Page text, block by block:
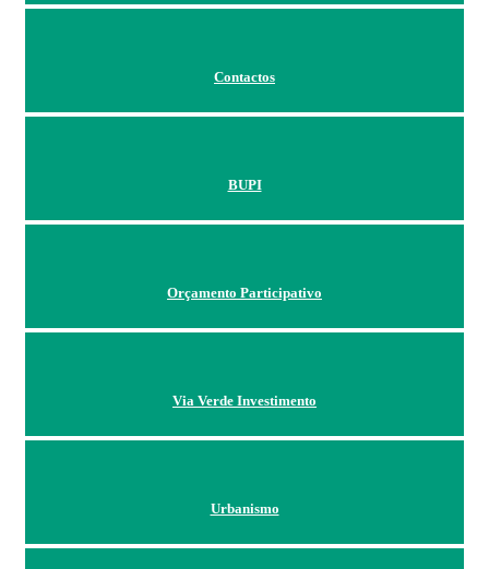
Contactos
BUPI
Orçamento Participativo
Via Verde Investimento
Urbanismo